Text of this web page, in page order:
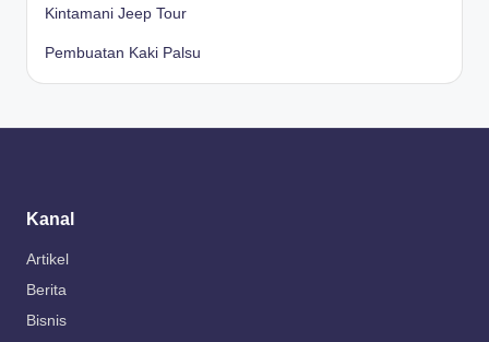
Kintamani Jeep Tour
Pembuatan Kaki Palsu
Kanal
Artikel
Berita
Bisnis